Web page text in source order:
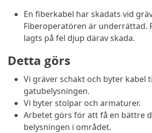
En fiberkabel har skadats vid
Fiberoperatören är underrättad.
lagts på fel djup därav skada.
Detta görs
Vi gräver schakt och byter kabel
gatubelysningen.
Vi byter stolpar och armaturer.
Arbetet görs för att få en bättre
belysningen i området.